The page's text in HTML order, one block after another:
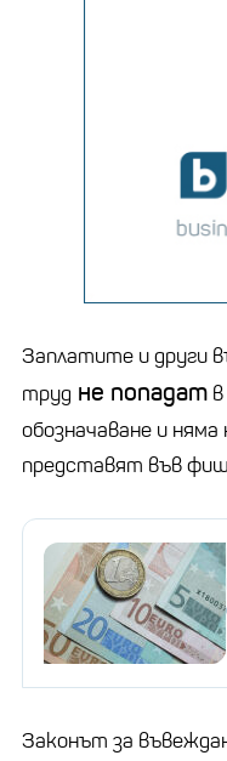
Заплатите и други
труд не попадат
обозначаване и
представят във
Законът за